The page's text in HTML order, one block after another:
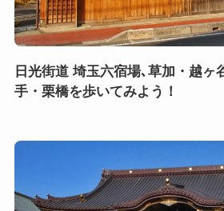
日光街道 埼玉六宿場､草加・越ヶ
手・栗橋を歩いてみよう！